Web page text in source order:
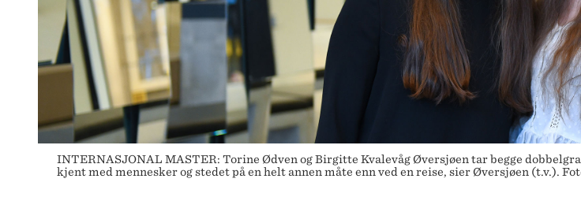
STUDIET
INTERNASJONAL MASTER: Torine Ødven og Birgitte Kvalevåg Øversjøen tar begge
kjent med mennesker og stedet på en helt annen måte enn ved en reise, sier Øversjøen (t.v.).